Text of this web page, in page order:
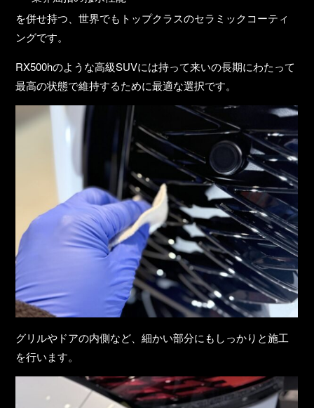
を併せ持つ、世界でもトップクラスのセラミックコーティ
ングです。
RX500hのような高級SUVには持って来いの長期にわたって
最高の状態で維持するために最適な選択です。
グリルやドアの内側など、細かい部分にもしっかりと施工
を行います。